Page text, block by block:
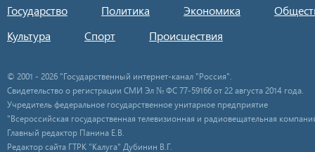
Государство Политика Экономика
Культура
Спорт Происшествия
© 2001 - 2026 "Государственный интернет-канал "Россия".
Свидетельство о регистрации СМИ Эл № ФС 77-59166 от 22 августа 2014 года.
Учредитель федеральное государственное унитарное предприятие
"Всероссийская государственная телевизионная и радиовещательная
Главный редактор Панина Е.В.
Редактор сайта ГТРК "Калуга" Дубинин В.Г.